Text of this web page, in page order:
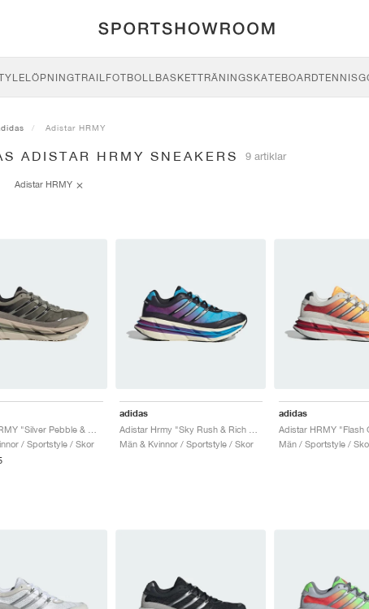
LÖPNINGTRAILFOTBOLLBASKETTRÄNINGSKATEBOARDTENNIS
Adistar HRMY
ADISTAR HRMY SNEAKERS 9 artiklar
Adistar HRMY
/ Sportstyle / Skor
adidas
Män & Kvinnor / Sportstyle / Skor
adidas
Män / Sportstyle /